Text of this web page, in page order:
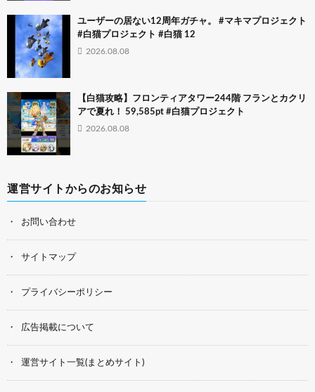
ユーザーの居ない12周年ガチャ。 #マキマプロジェクト
#白猫プロジェクト #白猫 12
2026.08.08
【白猫攻略】フロンティアタワー244階 フランとカクリ
アで夏れ！ 59,585pt #白猫プロジェクト
2026.08.08
運営サイトからのお知らせ
お問い合わせ
サイトマップ
プライバシーポリシー
広告掲載について
運営サイト一覧(まとめサイト)